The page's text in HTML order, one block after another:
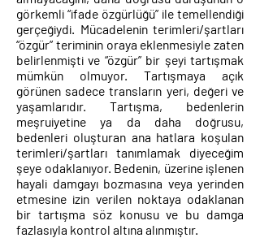
görkemli “ifade özgürlüğü” ile temellendiği
gerçeğiydi. Mücadelenin terimleri/şartları
“özgür” teriminin oraya eklenmesiyle zaten
belirlenmişti ve “özgür” bir şeyi tartışmak
mümkün olmuyor. Tartışmaya açık
görünen sadece transların yeri, değeri ve
yaşamlarıdır. Tartışma, bedenlerin
meşruiyetine ya da daha doğrusu,
bedenleri oluşturan ana hatlara koşulan
terimleri/şartları tanımlamak diyeceğim
şeye odaklanıyor. Bedenin, üzerine işlenen
hayali damgayı bozmasına veya yerinden
etmesine izin verilen noktaya odaklanan
bir tartışma söz konusu ve bu damga
fazlasıyla kontrol altına alınmıştır.